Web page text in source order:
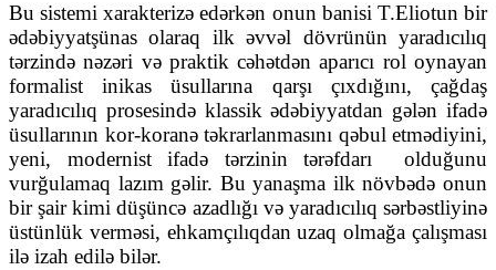
Bu sistemi xarakterizə edərkən onun banisi T.Eliotun bir
ədəbiyyatşünas olaraq ilk əvvəl dövrünün yaradıcılıq
tərzində nəzəri və praktik cəhətdən aparıcı rol oynayan
formalist inikas üsullarına qarşı çıxdığını, çağdaş
yaradıcılıq prosesində klassik ədəbiyyatdan gələn ifadə
üsullarının kor-koranə təkrarlanmasını qəbul etmədiyini,
yeni, modernist ifadə tərzinin tərəfdarı
olduğunu
vurğulamaq lazım gəlir. Bu yanaşma ilk növbədə onun
bir şair kimi düşüncə azadlığı və yaradıcılıq sərbəstliyinə
üstünlük verməsi, ehkamçılıqdan uzaq olmağa çalışması
ilə izah edilə bilər.